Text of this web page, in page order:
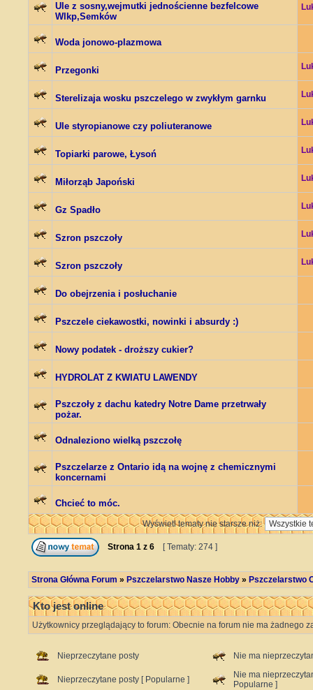
Ule z sosny,wejmutki jednościenne bezfelcowe
Wlkp,Semków
Woda jonowo-plazmowa
Przegonki
Sterelizaja wosku pszczelego w zwykłym garnku
Ule styropianowe czy poliuteranowe
Topiarki parowe, Łysoń
Miłorząb Japoński
Gz Spadło
Szron pszczoły
Szron pszczoły
Do obejrzenia i posłuchanie
Pszczele ciekawostki, nowinki i absurdy :)
Nowy podatek - droższy cukier?
HYDROLAT Z KWIATU LAWENDY
Pszczoły z dachu katedry Notre Dame przetrwały
pożar.
Odnaleziono wielką pszczołę
Pszczelarze z Ontario idą na wojnę z chemicznymi
koncernami
Chcieć to móc.
Wyświetl tematy nie starsze niż:
Strona 1 z 6 [ Tematy: 274 ]
Strona Główna Forum » Pszczelarstwo Nasze Hobby » Pszczelarstwo
Kto jest online
Użytkownicy przeglądający to forum: Obecnie na forum nie ma żadnego
Nieprzeczytane posty Nie ma
Nieprzeczytane posty [ Popularne ]
Nie ma
Popularne ]